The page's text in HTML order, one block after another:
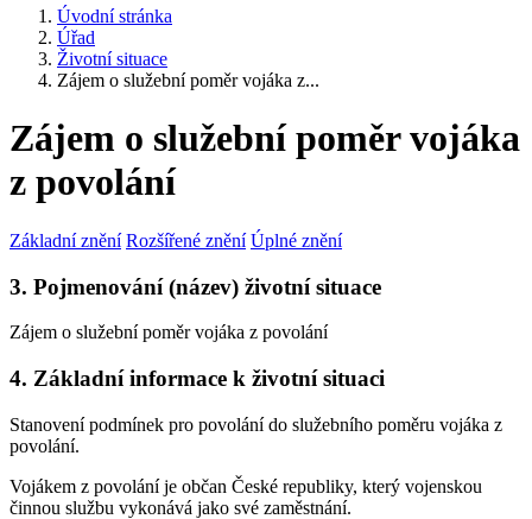
Úvodní stránka
Úřad
Životní situace
Zájem o služební poměr vojáka z...
Zájem o služební poměr vojáka
z povolání
Základní znění Rozšířené znění Úplné znění
3. Pojmenování (název) životní situace
Zájem o služební poměr vojáka z povolání
4. Základní informace k životní situaci
Stanovení podmínek pro povolání do služebního poměru vojáka z
povolání.
Vojákem z povolání je občan České republiky, který vojenskou
činnou službu vykonává jako své zaměstnání.